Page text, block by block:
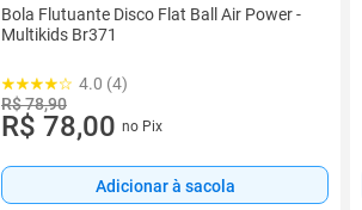
Bola Flutuante Disco Flat Ball Air Power -
Multikids Br371
4.0 (4)
R$ 78,90
R$ 78,00 no Pix
Adicionar à sacola